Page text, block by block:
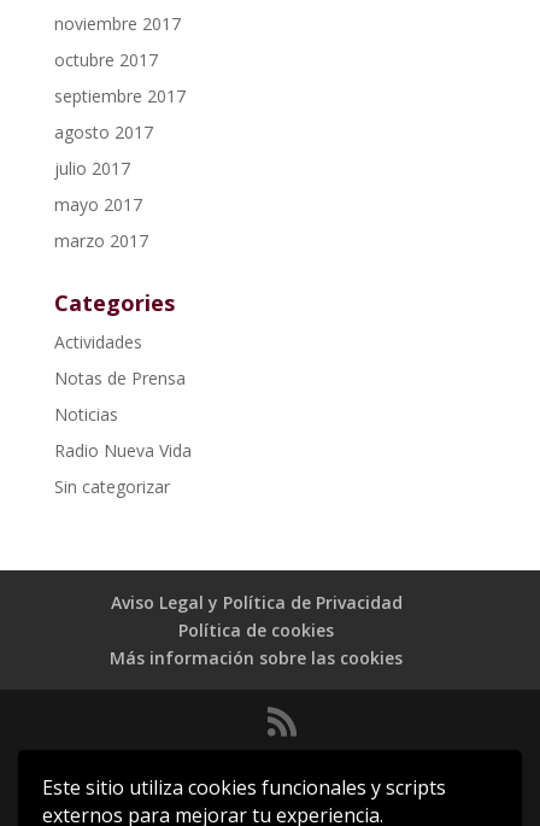
Este sitio utiliza cookies funcionales y scripts
externos para mejorar tu experiencia.
noviembre 2017
octubre 2017
septiembre 2017
agosto 2017
julio 2017
mayo 2017
marzo 2017
Categories
Actividades
Notas de Prensa
Noticias
Radio Nueva Vida
Sin categorizar
Aviso Legal y Política de Privacidad
Política de cookies
Más información sobre las cookies
FEREDE en Euskal Herria
© 2017 Todos los derechos reservados